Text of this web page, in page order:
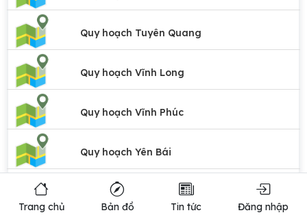
Trang chủ Bản đồ Tin tức Đăng nhập
Quy hoạch Tuyên Quang
Quy hoạch Vĩnh Long
Quy hoạch Vĩnh Phúc
Quy hoạch Yên Bái
Copyright © 2023 ViLand